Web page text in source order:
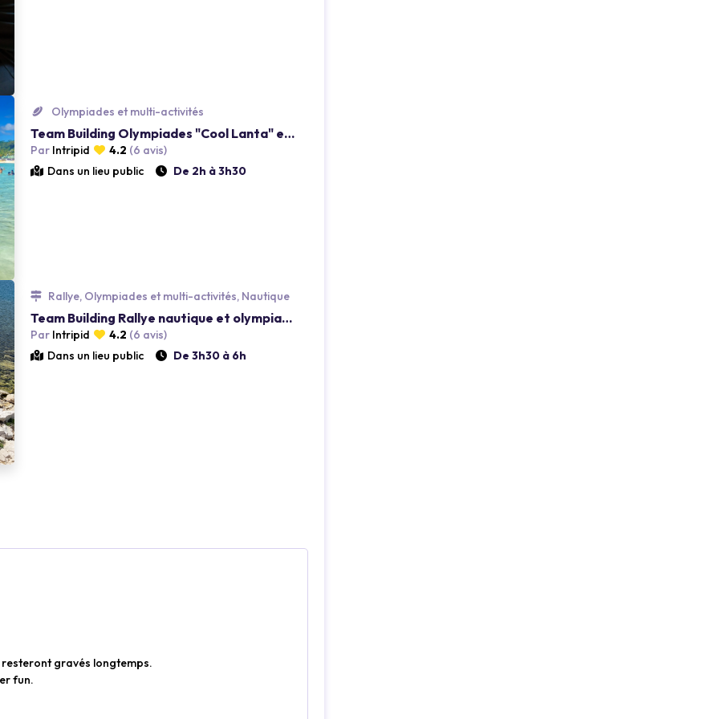
Olympiades et multi-activités
Team Building Olympiades "Cool Lanta" en Guadeloupe
Par Intripid 4.2 (6 avis)
Dans un lieu public
De 2h à 3h30
Rallye, Olympiades et multi-activités, Nautique
Team Building Rallye nautique et olympiade
Par Intripid 4.2 (6 avis)
Dans un lieu public
De 3h30 à 6h
gravés longtemps.
fun.